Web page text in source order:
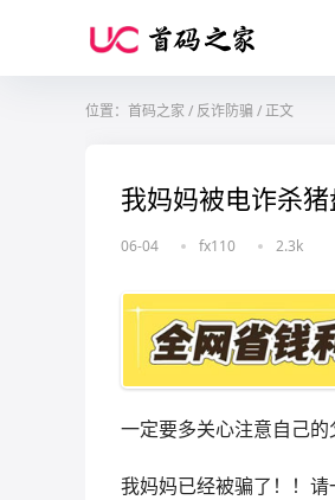
位置： 首码之家 / 反诈防骗 /正文
我妈妈被电诈杀
06-04 fx110 2.3k
一定要多关心注意自己
我妈妈已经被骗了！！请